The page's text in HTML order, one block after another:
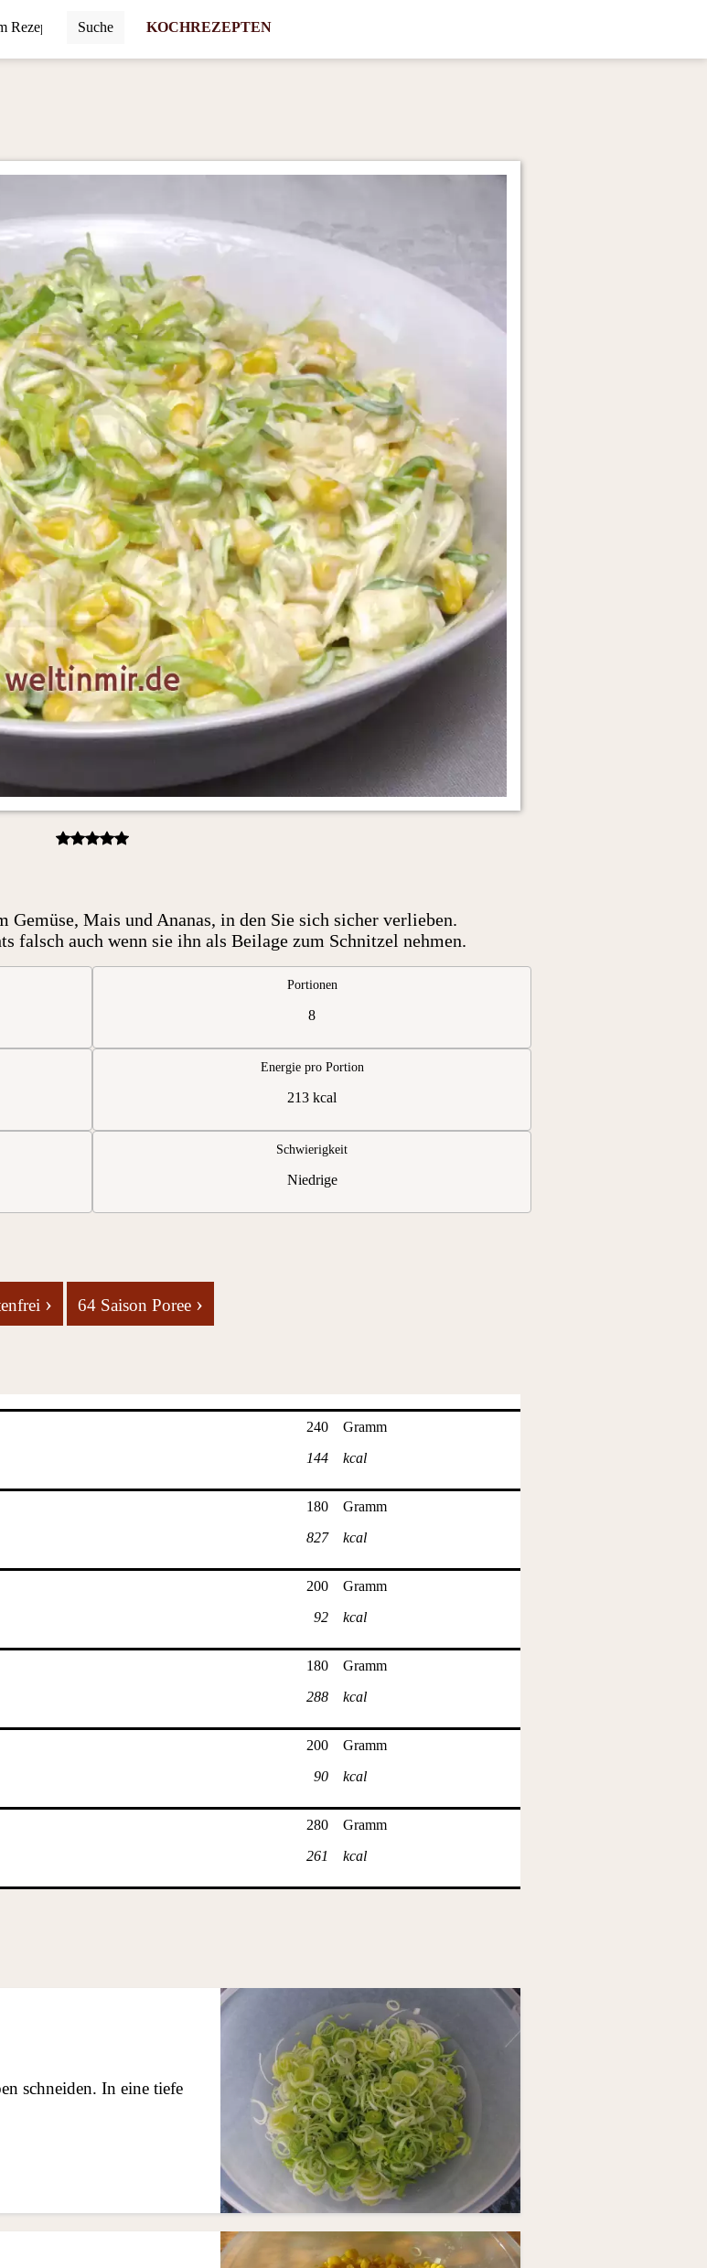
Suche KOCHREZEPTEN
Mais und Ananas, in den Sie sich sicher verlieben.
falsch auch wenn sie ihn als Beilage zum Schnitzel nehmen.
Portionen
8
Energie pro Portion
213 kcal
Schwierigkeit
Niedrige
› 64 Saison Poree ›
240
144
Gramm
kcal
180
827
Gramm
kcal
200
92
Gramm
kcal
180
288
Gramm
kcal
200
90
Gramm
kcal
280
261
Gramm
kcal
schneiden. In eine tiefe